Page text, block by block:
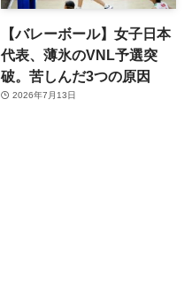
【バレーボール】女子日本
代表、薄氷のVNL予選突
破。苦しんだ3つの原因
2026年7月13日